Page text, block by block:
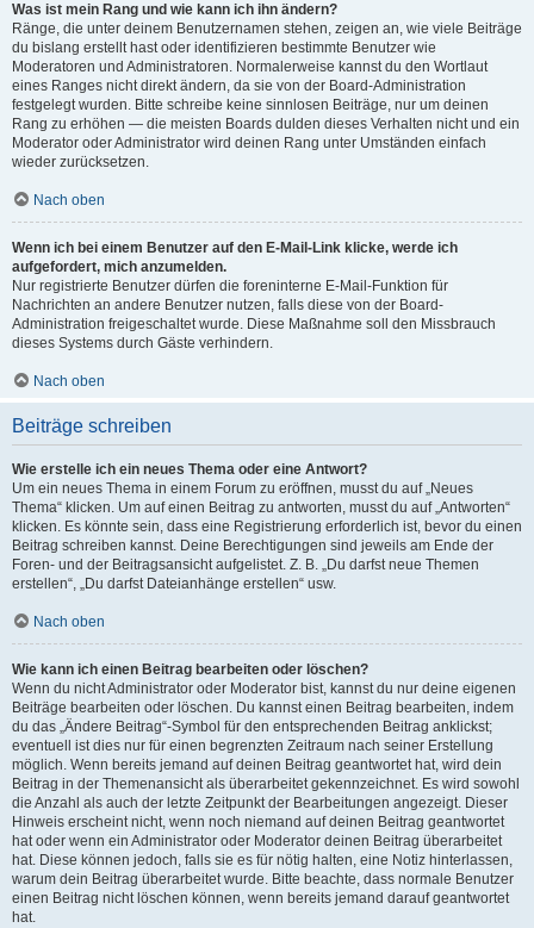
Was ist mein Rang und wie kann ich ihn ändern?
Ränge, die unter deinem Benutzernamen stehen, zeigen an, wie viele Beiträge
du bislang erstellt hast oder identifizieren bestimmte Benutzer wie
Moderatoren und Administratoren. Normalerweise kannst du den Wortlaut
eines Ranges nicht direkt ändern, da sie von der Board-Administration
festgelegt wurden. Bitte schreibe keine sinnlosen Beiträge, nur um deinen
Rang zu erhöhen — die meisten Boards dulden dieses Verhalten nicht und ein
Moderator oder Administrator wird deinen Rang unter Umständen einfach
wieder zurücksetzen.
Nach oben
Wenn ich bei einem Benutzer auf den E-Mail-Link klicke, werde ich
aufgefordert, mich anzumelden.
Nur registrierte Benutzer dürfen die foreninterne E-Mail-Funktion für
Nachrichten an andere Benutzer nutzen, falls diese von der Board-
Administration freigeschaltet wurde. Diese Maßnahme soll den Missbrauch
dieses Systems durch Gäste verhindern.
Nach oben
Beiträge schreiben
Wie erstelle ich ein neues Thema oder eine Antwort?
Um ein neues Thema in einem Forum zu eröffnen, musst du auf „Neues
Thema“ klicken. Um auf einen Beitrag zu antworten, musst du auf „Antworten“
klicken. Es könnte sein, dass eine Registrierung erforderlich ist, bevor du einen
Beitrag schreiben kannst. Deine Berechtigungen sind jeweils am Ende der
Foren- und der Beitragsansicht aufgelistet. Z. B. „Du darfst neue Themen
erstellen“, „Du darfst Dateianhänge erstellen“ usw.
Nach oben
Wie kann ich einen Beitrag bearbeiten oder löschen?
Wenn du nicht Administrator oder Moderator bist, kannst du nur deine eigenen
Beiträge bearbeiten oder löschen. Du kannst einen Beitrag bearbeiten, indem
du das „Ändere Beitrag“-Symbol für den entsprechenden Beitrag anklickst;
eventuell ist dies nur für einen begrenzten Zeitraum nach seiner Erstellung
möglich. Wenn bereits jemand auf deinen Beitrag geantwortet hat, wird dein
Beitrag in der Themenansicht als überarbeitet gekennzeichnet. Es wird sowohl
die Anzahl als auch der letzte Zeitpunkt der Bearbeitungen angezeigt. Dieser
Hinweis erscheint nicht, wenn noch niemand auf deinen Beitrag geantwortet
hat oder wenn ein Administrator oder Moderator deinen Beitrag überarbeitet
hat. Diese können jedoch, falls sie es für nötig halten, eine Notiz hinterlassen,
warum dein Beitrag überarbeitet wurde. Bitte beachte, dass normale Benutzer
einen Beitrag nicht löschen können, wenn bereits jemand darauf geantwortet
hat.